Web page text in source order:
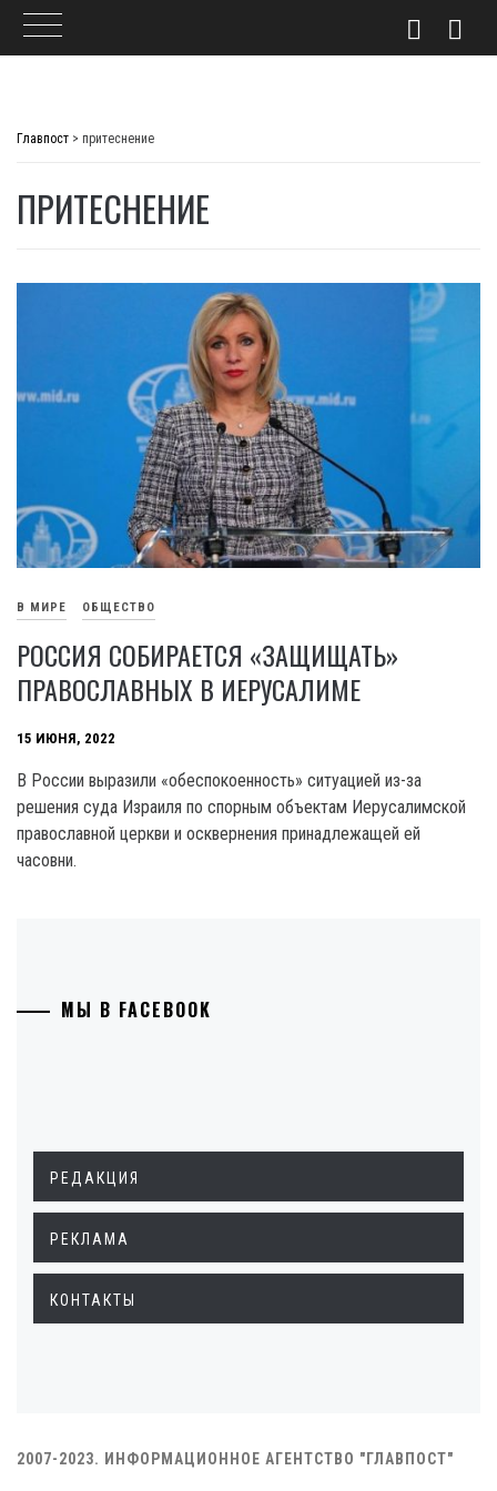
Главпост > притеснение
ПРИТЕСНЕНИЕ
В МИРЕ ОБЩЕСТВО
РОССИЯ СОБИРАЕТСЯ «ЗАЩИЩАТЬ»
ПРАВОСЛАВНЫХ В ИЕРУСАЛИМЕ
15 ИЮНЯ, 2022
В России выразили «обеспокоенность» ситуацией из-за
решения суда Израиля по спорным объектам Иерусалимской
православной церкви и осквернения принадлежащей ей
часовни.
МЫ В FACEBOOK
РЕДАКЦИЯ
РЕКЛАМА
КОНТАКТЫ
2007-2023. ИНФОРМАЦИОННОЕ АГЕНТСТВО "ГЛАВПОСТ"